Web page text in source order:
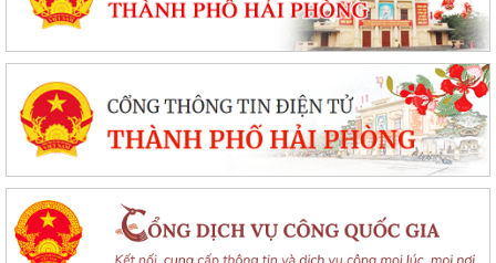
Tổ đại biểu số 09 HĐND thành phố Hải Phòng tiếp xúc cử tri sau Kỳ họp